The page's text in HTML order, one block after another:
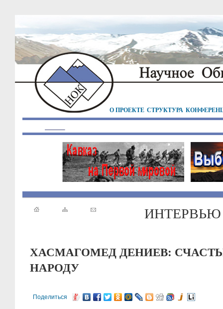
О ПРОЕКТЕ СТРУКТУРА
ИНТЕРВЬЮ
ХАСМАГОМЕД ДЕНИЕВ:
НАРОДУ
Поделиться